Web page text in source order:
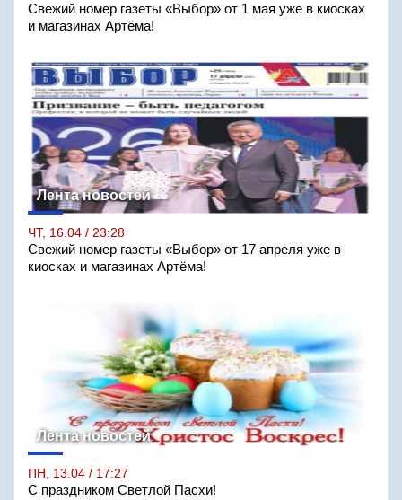
Свежий номер газеты «Выбор» от 1 мая уже в киосках
и магазинах Артёма!
Лента новостей
ЧТ, 16.04 / 23:28
Свежий номер газеты «Выбор» от 17 апреля уже в
киосках и магазинах Артёма!
Лента новостей
ПН, 13.04 / 17:27
С праздником Светлой Пасхи!